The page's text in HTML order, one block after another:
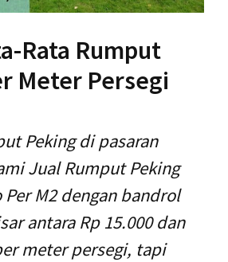
Rata Rumput
Meter Persegi
Peking di pasaran
Jual Rumput Peking
Per M2 dengan bandrol
antara Rp 15.000 dan
meter persegi, tapi